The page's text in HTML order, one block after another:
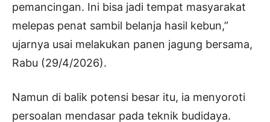
pemancingan. Ini bisa jadi tempat masyarakat
melepas penat sambil belanja hasil kebun,”
ujarnya usai melakukan panen jagung bersama,
Rabu (29/4/2026).
Namun di balik potensi besar itu, ia menyoroti
persoalan mendasar pada teknik budidaya.